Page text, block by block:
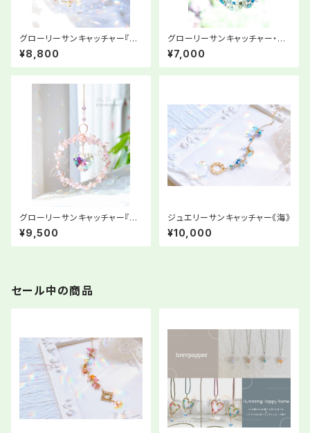
グローリーサンキャッチャー『わ
たしを愉しむ』
¥8,800
グローリーサンキャッチャー・ブ
ルーカラー
¥7,000
グローリーサンキャッチャー『ま
ずは自分に花を一輪』
¥9,500
ジュエリーサンキャッチャー《海》
¥10,000
セール中の商品